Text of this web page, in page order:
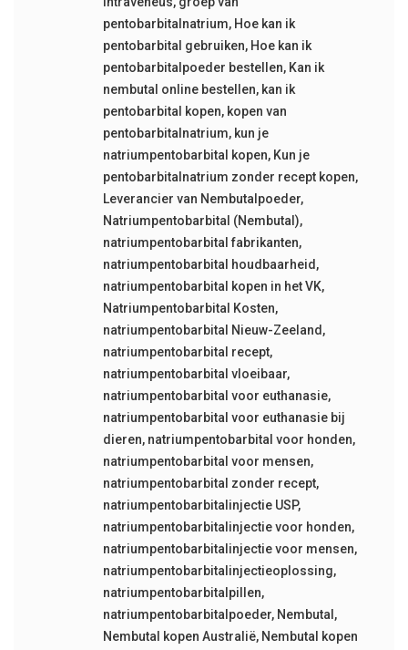
pentobarbitalnatrium, Hoe kan ik
pentobarbital gebruiken, Hoe kan ik
pentobarbitalpoeder bestellen, Kan ik
nembutal online bestellen, kan ik
pentobarbital kopen, kopen van
pentobarbitalnatrium, kun je
natriumpentobarbital kopen, Kun je
pentobarbitalnatrium zonder recept kopen,
Leverancier van Nembutalpoeder,
Natriumpentobarbital (Nembutal),
natriumpentobarbital fabrikanten,
natriumpentobarbital houdbaarheid ,
natriumpentobarbital kopen in het VK,
Natriumpentobarbital Kosten,
natriumpentobarbital Nieuw-Zeeland ,
natriumpentobarbital recept,
natriumpentobarbital vloeibaar,
natriumpentobarbital voor euthanasie,
natriumpentobarbital voor euthanasie bij
dieren, natriumpentobarbital voor honden,
natriumpentobarbital voor mensen,
natriumpentobarbital zonder recept,
natriumpentobarbitalinjectie USP,
natriumpentobarbitalinjectie voor honden,
natriumpentobarbitalinjectie voor mensen,
natriumpentobarbitalinjectieoplossing,
natriumpentobarbitalpillen,
natriumpentobarbitalpoeder, Nembutal ,
Nembutal kopen Australië, Nembutal kopen